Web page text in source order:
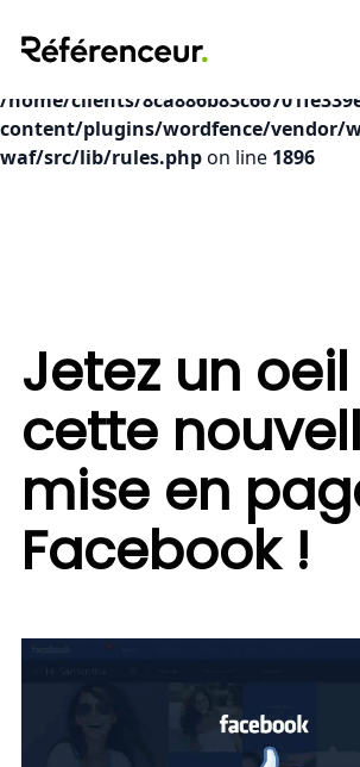
Deprecated: preg_replace(): Passing
($subject) of type array|string is
/home/clients/
content/plugins/wordfence/vendor/
waf/src/lib/rules.phpon line 1896
Jetez un
cette
mise en
Facebook !